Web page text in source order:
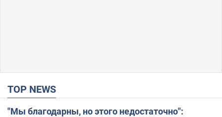
TOP NEWS
"Мы благодарны, но этого недостаточно":